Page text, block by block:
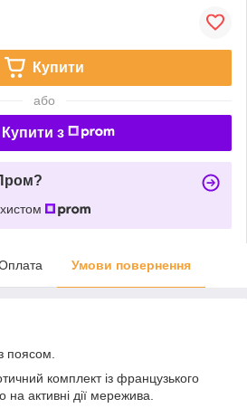
Купити
або
Купити з
Умови повернення
поясом.
комплект із французького
на активні дії мережива.